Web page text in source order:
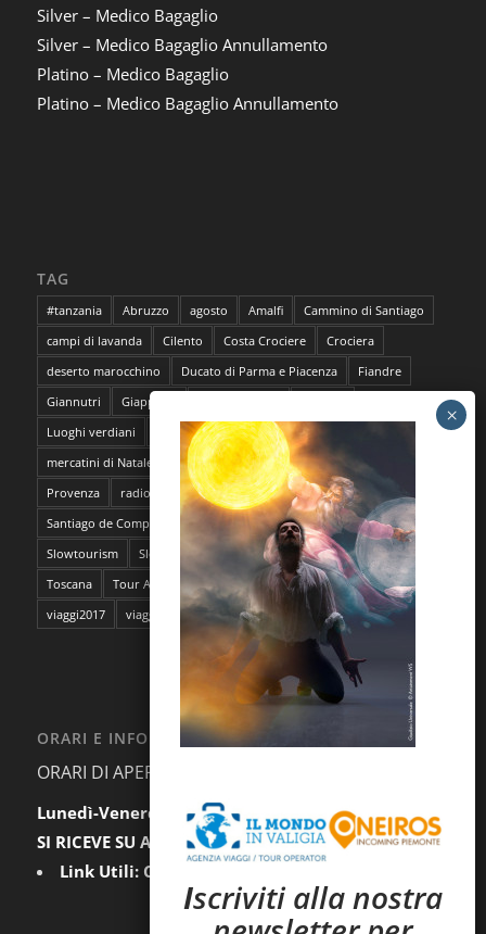
Silver – Medico Bagaglio
Silver – Medico Bagaglio Annullamento
Platino – Medico Bagaglio
Platino – Medico Bagaglio Annullamento
TAG
#tanzania Abruzzo agosto Amalfi
Cammino di Santiago
campi di lavanda
Cilento Costa Crociere
Crociera
deserto marocchino
Ducato di Parma e Piacenza
Fiandre
Giannutri
Giappone
Luoghi verdiani
M**Bun Marocco
Marrakech
mercatini di Natale
napoli pantelleria Parma
Provenza
radioMBun Ragusa safari fotografico
Sahara
Santiago de Compostela
sentieri dell'ocra Sicilia
Siti Unesco
Slowtourism
Slow Trekking Soggiorno a Ischia
Stoccolma
Toscana
Tour Abruzzo tour Giappone viaggi
viaggi2016
viaggi2017
viaggi da film
ORARI E INFORMAZIONI
ORARI DI APERTURA AL PUBBLICO:
Lunedì-Venerdì:
9.30-12.30 / 15.00-18.00
SI RICEVE SU APPUNTAMENTO
Link Utili: Condizioni Generali
Iscriviti alla nostra